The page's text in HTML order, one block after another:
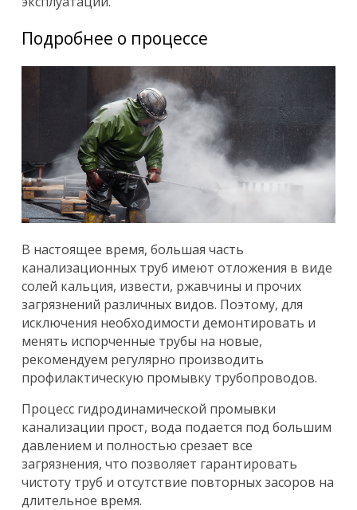
Подробнее о процессе
В настоящее время, большая часть
канализационных труб имеют отложения в виде
солей кальция, извести, ржавчины и прочих
загрязнений различных видов. Поэтому, для
исключения необходимости демонтировать и
менять испорченные трубы на новые,
рекомендуем регулярно производить
профилактическую промывку трубопроводов.
Процесс гидродинамической промывки
канализации прост, вода подается под большим
давлением и полностью срезает все
загрязнения, что позволяет гарантировать
чистоту труб и отсутствие повторных засоров на
длительное время.